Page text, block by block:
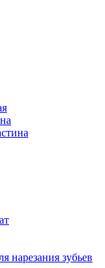
нарезания зубьев